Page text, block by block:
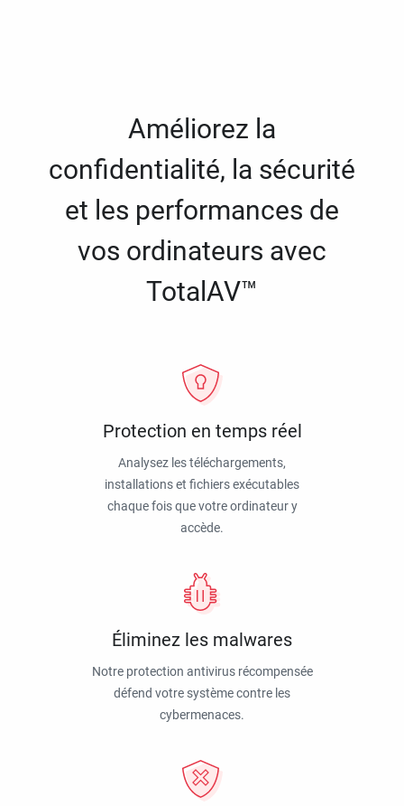
Améliorez la
confidentialité, la sécurité
et les performances de
vos ordinateurs avec
TotalAV™
Protection en temps réel
Analysez les téléchargements,
installations et fichiers exécutables
chaque fois que votre ordinateur y
accède.
Éliminez les malwares
Notre protection antivirus récompensée
défend votre système contre les
cybermenaces.